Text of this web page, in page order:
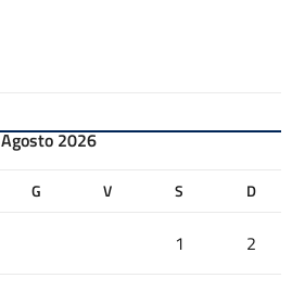
Agosto 2026
G V S D
1 2